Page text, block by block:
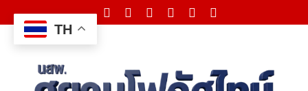
to
content
TH